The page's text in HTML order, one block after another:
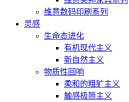
维意数码印刷系列
灵感
生命态进化
有机现代主义
新自然主义
物质性回响
柔和的粗犷主义
触感极简主义